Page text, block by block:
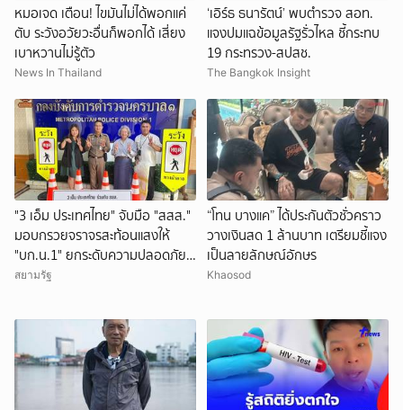
หมอเจด เตือน! ไขมันไม่ได้พอกแค่
ตับ ระวังอวัยวะอื่นก็พอกได้ เสี่ยง
เบาหวานไม่รู้ตัว
News In Thailand
‘เอิร์ธ ธนารัตน์’ พบตำรวจ สอท.
แจงปมแฉข้อมูลรัฐรั่วไหล ชี้กระทบ
19 กระทรวง-สปสช.
The Bangkok Insight
"3 เอ็ม ประเทศไทย" จับมือ "สสส."
มอบกรวยจราจรสะท้อนแสงให้
"บก.น.1" ยกระดับความปลอดภัย
ทางม้าลาย
สยามรัฐ
“โทน บางแค” ได้ประกันตัวชั่วคราว
วางเงินสด 1 ล้านบาท เตรียมชี้แจง
เป็นลายลักษณ์อักษร
Khaosod